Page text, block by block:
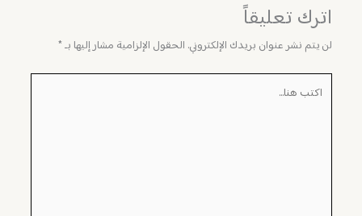
اترك تعليقاً
لن يتم نشر عنوان بريدك الإلكتروني. الحقول الإلزامية مشار إليها بـ*